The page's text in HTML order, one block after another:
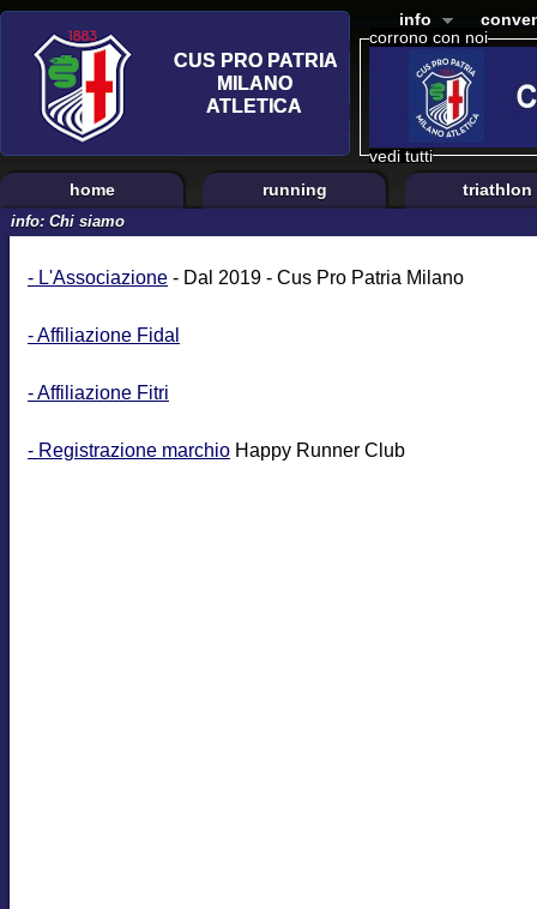
corrono con noi
vedi tutti
info
home running triathlon
info: Chi siamo
- L'Associazione - Dal 2019 - Cus Pro Patria Milano
- Affiliazione Fidal
- Affiliazione Fitri
- Registrazione marchio Happy Runner Club